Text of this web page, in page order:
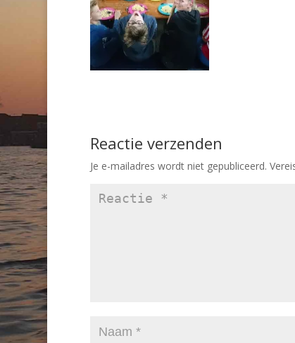
Reactie verzenden
Je e-mailadres wordt niet gepubliceerd.